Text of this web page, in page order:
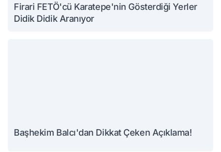
Firari FETÖ'cü Karatepe'nin Gösterdiği Yerler
Didik Didik Aranıyor
Başhekim Balcı'dan Dikkat Çeken Açıklama!